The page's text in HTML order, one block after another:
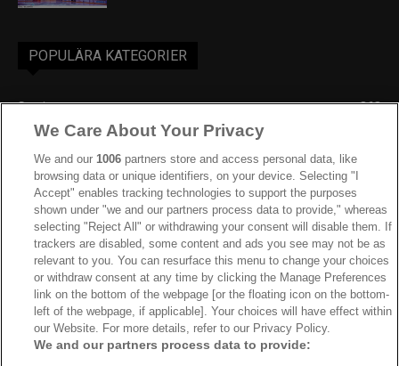
POPULÄRA KATEGORIER
Sverige
863
Ishockey-VM
IIHF
JVM
Kanada
205
Dam VM
187
Finland
181
Video
179
Ishockey-OS
175
We Care About Your Privacy
We and our1006 partners store and access personal data, like
browsing data or unique identifiers, on your device. Selecting "I
Accept" enables tracking technologies to support the purposes
shown under "we and our partners process data to provide," whereas
selecting "Reject All" or withdrawing your consent will disable them. If
trackers are disabled, some content and ads you see may not be as
relevant to you. You can resurface this menu to change your choices
or withdraw consent at any time by clicking the Manage Preferences
link on the bottom of the webpage [or the floating icon on the bottom-
left of the webpage, if applicable]. Your choices will have effect within
our Website. For more details, refer to our Privacy Policy.
We and our partners process data to provide: